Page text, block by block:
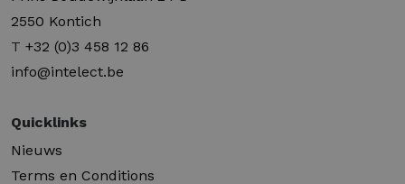
2550 Kontich
T +32 (0)3 458 12 86
info@intelect.be
Quicklinks
Nieuws
Terms en Conditions